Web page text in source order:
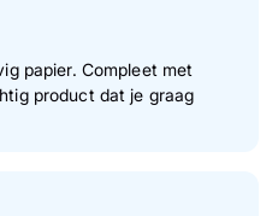
papier. Compleet met
product dat je graag